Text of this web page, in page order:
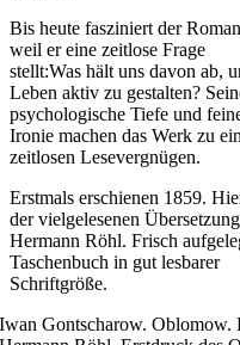
Bis heute fasziniert der
weil er eine zeitlose Frage
stellt:Was hält uns davon ab,
Leben aktiv zu gestalten?
psychologische Tiefe und
Ironie machen das Werk zu
zeitlosen Lesevergnügen.
Erstmals erschienen 1859.
der vielgelesenen
Hermann Röhl. Frisch
Taschenbuch in gut lesbarer
Schriftgröße.
Gontscharow. Oblomow.